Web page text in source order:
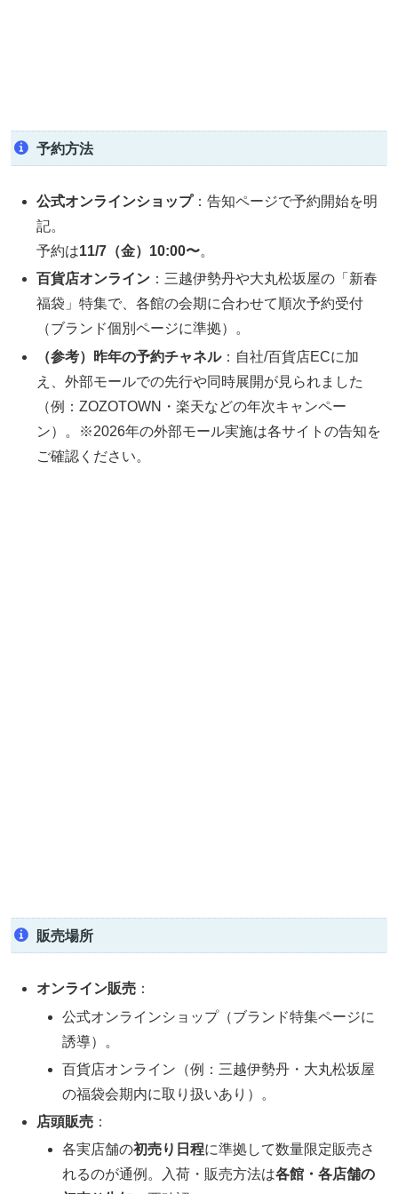
予約方法
公式オンラインショップ：告知ページで予約開始を明
記。
予約は11/7（金）10:00〜。
百貨店オンライン ：三越伊勢丹や大丸松坂屋の「新春
福袋」特集で、各館の会期に合わせて順次予約受付
（ブランド個別ページに準拠）。
（参考）昨年の予約チャネル：自社/百貨店ECに加
え、外部モールでの先行や同時展開が見られました
（例：ZOZOTOWN・楽天などの年次キャンペー
ン）。※2026年の外部モール実施は各サイトの告知を
ご確認ください。
販売場所
オンライン販売 ：
公式オンラインショップ（ブランド特集ページに
誘導）。
百貨店オンライン（例：三越伊勢丹・大丸松坂屋
の福袋会期内に取り扱いあり）。
店頭販売 ：
各実店舗の初売り日程に準拠して数量限定販売さ
れるのが通例。入荷・販売方法は各館・各店舗の